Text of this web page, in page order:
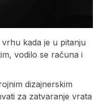
kada je u pitanju
vodilo se računa i
dizajnerskim
za zatvaranje vrata